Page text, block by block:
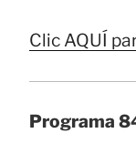
Clic AQUÍ
Programa